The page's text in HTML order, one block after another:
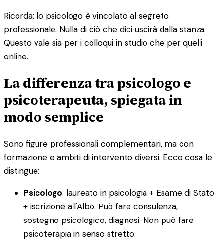
Ricorda: lo psicologo è vincolato al segreto
professionale. Nulla di ciò che dici uscirà dalla stanza.
Questo vale sia per i colloqui in studio che per quelli
online.
La differenza tra psicologo e
psicoterapeuta, spiegata in
modo semplice
Sono figure professionali complementari, ma con
formazione e ambiti di intervento diversi. Ecco cosa le
distingue:
Psicologo: laureato in psicologia + Esame di Stato
+ iscrizione all'Albo. Può fare consulenza,
sostegno psicologico, diagnosi. Non può fare
psicoterapia in senso stretto.